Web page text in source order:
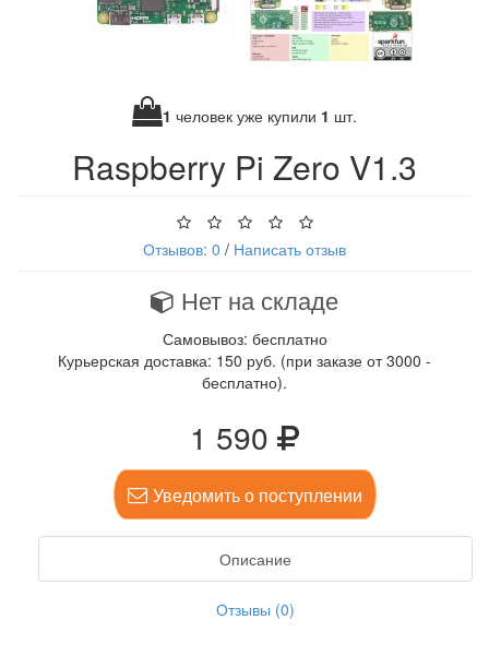
1 человек уже купили 1 шт.
Raspberry Pi Zero V1.3
Отзывов: 0 / Написать отзыв
Нет на складе
Самовывоз: бесплатно
Курьерская доставка: 150 руб. (при заказе от 3000 -
бесплатно).
1 590
Уведомить о поступлении
Описание
Отзывы (0)